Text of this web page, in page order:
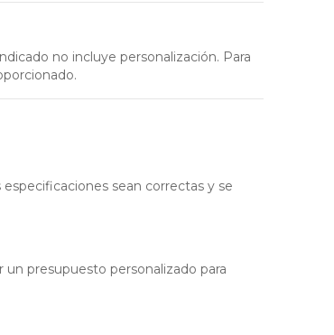
no incluye personalización. Para
sean correctas y se
presupuesto personalizado para